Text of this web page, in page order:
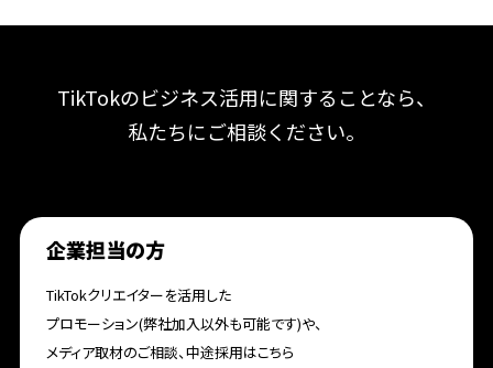
TikTokのビジネス活用に関することなら、
私たちにご相談ください。
企業担当の方
TikTokクリエイターを活用した
プロモーション(弊社加入以外も可能です)や、
メディア取材のご相談、中途採用はこちら